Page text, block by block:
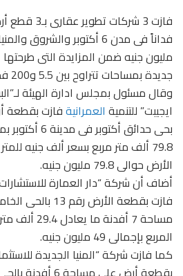
جديدة بمساحات تتراوح بين 5.5 و200 فدان.
وقال مسئول بمجلس ادارة الهيئة
ايجيبت” للتنمية العمرانية
79.8 ألف متر مربع بسعر ألف جنيه
الأرض حوالى 79.8 مليون جنيه.
أضاف أن شركة “دار العمارة
فازت بقطعة
المربع بإجمالى 49 مليون جنيه.
كما فازت شركة “المنيا الجديدة